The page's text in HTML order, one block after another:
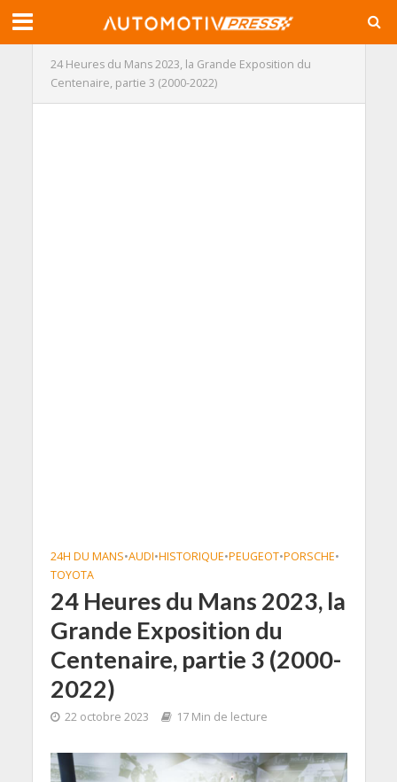
24 Heures du Mans 2023, la Grande Exposition du
Centenaire, partie 3 (2000-2022)
24H DU MANS•AUDI•HISTORIQUE•PEUGEOT•PORSCHE•
TOYOTA
24 Heures du Mans 2023, la
Grande Exposition du
Centenaire, partie 3 (2000-
2022)
22 octobre 2023 17 Min de lecture